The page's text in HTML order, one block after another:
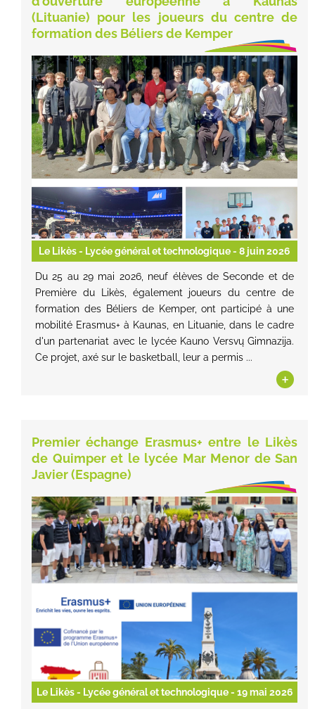
(Lituanie) pour les joueurs du centre de
formation des Béliers de Kemper
Le Likès - Lycée général et technologique- 8 juin 2026
Du 25 au 29 mai 2026, neuf élèves de Seconde et de
Première du Likès, également joueurs du centre de
formation des Béliers de Kemper, ont participé à une
mobilité Erasmus+ à Kaunas, en Lituanie, dans le cadre
d'un partenariat avec le lycée Kauno Versvų Gimnazija.
Ce projet, axé sur le basketball, leur a permis ...
+
Premier échange Erasmus+ entre le Likès
de Quimper et le lycée Mar Menor de San
Javier (Espagne)
Le Likès - Lycée général et technologique- 19 mai 2026